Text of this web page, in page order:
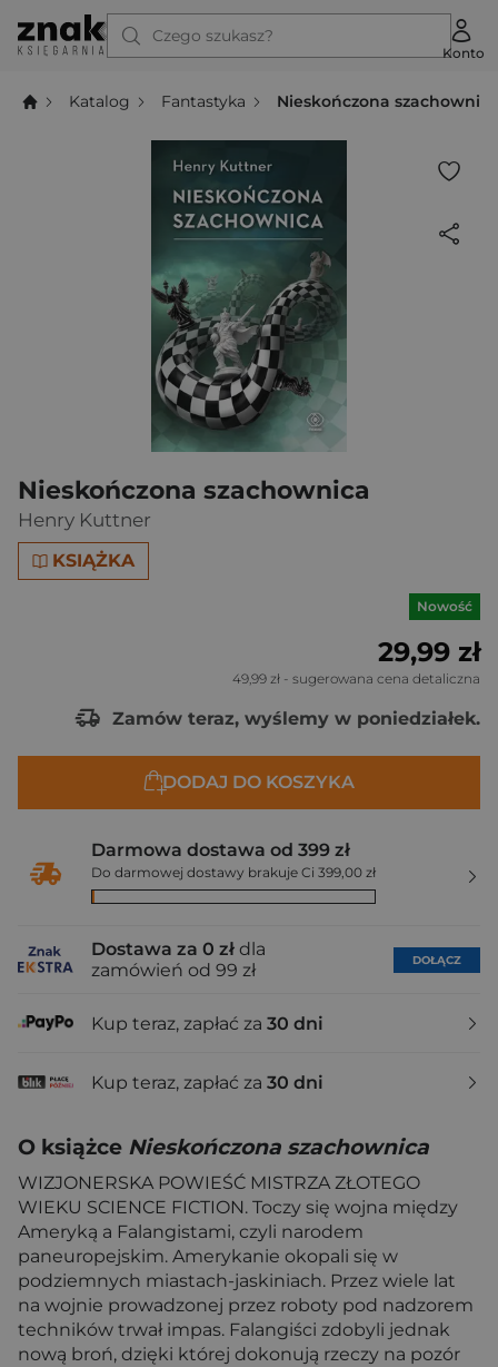
Czego szukasz?
Konto
Katalog Fantastyka Nieskończona
Nieskończona szachownica
Henry Kuttner
KSIĄŻKA
Nowość
29,99 zł
49,99 zł - sugerowana cena detaliczna
Zamów teraz, wyślemy w poniedziałek.
DODAJ DO KOSZYKA
Darmowa dostawa od 399 zł
Do darmowej dostawy brakuje Ci 399,00 zł
Dostawa za 0 zł dla
zamówień od 99 zł
DOŁĄCZ
Kup teraz, zapłać za 30 dni
Kup teraz, zapłać za 30 dni
O książce Nieskończona szachownica
WIZJONERSKA POWIEŚĆ MISTRZA ZŁOTEGO
WIEKU SCIENCE FICTION. Toczy się wojna między
Ameryką a Falangistami, czyli narodem
paneuropejskim. Amerykanie okopali się w
podziemnych miastach-jaskiniach. Przez wiele lat
na wojnie prowadzonej przez roboty pod nadzorem
techników trwał impas. Falangiści zdobyli jednak
nową broń, dzięki której dokonują rzeczy na pozór